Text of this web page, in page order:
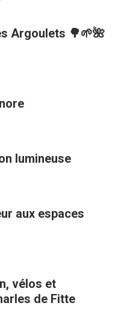
Argoulets 🌳🌱🌺
lumineuse
aux espaces
vélos et
de Fitte